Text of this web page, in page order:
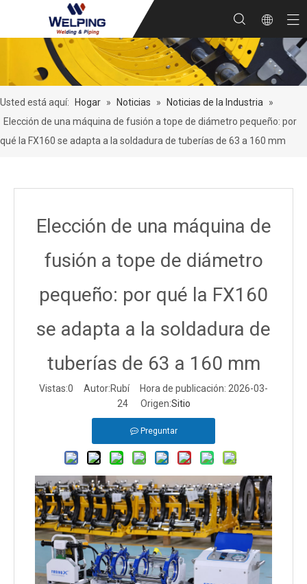
Usted está aquí: Hogar » Noticias » Noticias de la Industria
»
Elección de una máquina de fusión a tope de diámetro pequeño: por
qué la FX160 se adapta a la soldadura de tuberías de 63 a 160 mm
Elección de una máquina de
fusión a tope de diámetro
pequeño: por qué la FX160
se adapta a la soldadura de
tuberías de 63 a 160 mm
Vistas:0 Autor:Rubí Hora de publicación: 2026-03-
24 Origen:Sitio
Preguntar